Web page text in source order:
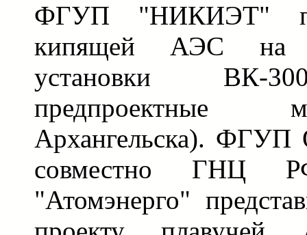
ФГУП "НИКИЭТ"
кипящей АЭС на
установки ВК-
предпроектные
Архангельска). ФГУП
совместно
"Атомэнерго"